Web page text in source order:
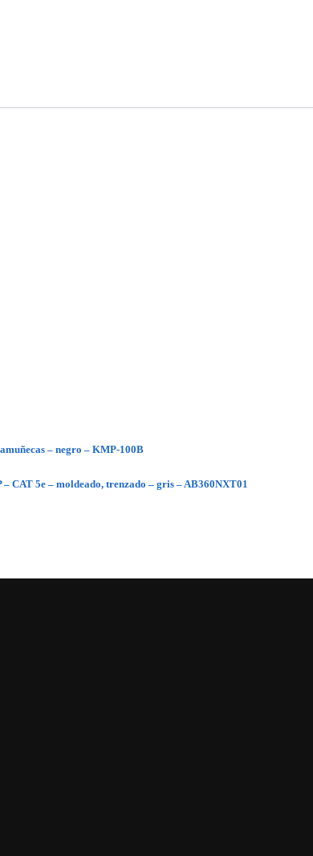
– negro – KMP-100B
CAT 5e – moldeado, trenzado – gris – AB360NXT01